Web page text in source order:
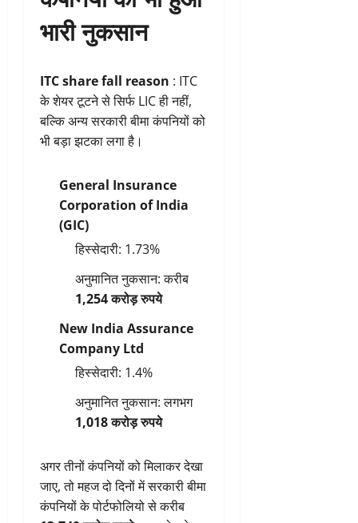
भारी नुकसान
ITC share fall reason : ITC
के शेयर टूटने से सिर्फ LIC ही नहीं,
बल्कि अन्य सरकारी बीमा कंपनियों को
भी बड़ा झटका लगा है।
General Insurance
Corporation of India
(GIC)
हिस्सेदारी: 1.73%
अनुमानित नुकसान: करीब
1,254 करोड़ रुपये
New India Assurance
Company Ltd
हिस्सेदारी: 1.4%
अनुमानित नुकसान: लगभग
1,018 करोड़ रुपये
अगर तीनों कंपनियों को मिलाकर देखा
जाए, तो महज दो दिनों में सरकारी बीमा
कंपनियों के पोर्टफोलियो से करीब